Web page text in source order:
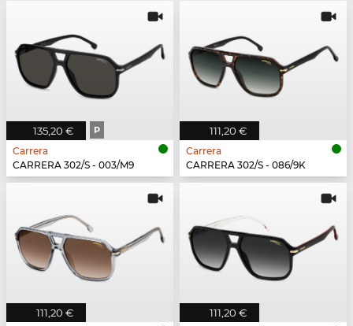
135,20 € P
Carrera
CARRERA 302/S - 003/M9
111,20 €
Carrera
CARRERA 302/S - 086/9K
111,20 € 111,20 €